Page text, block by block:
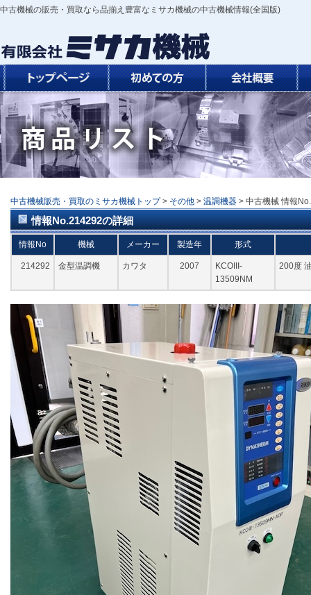
中古機械の販売・買取なら品揃え豊富なミサカ機械の中古機械情報(全国版)
中古機械販売・買取のミサカ機械トップ > その他 > 温調機器 > 中古機械 情報
情報No.214292の詳細
情報No 機械 メーカー 製造年 形式
214292 金型温調機 カワタ 2007
KCOIII-
13509NM
200度